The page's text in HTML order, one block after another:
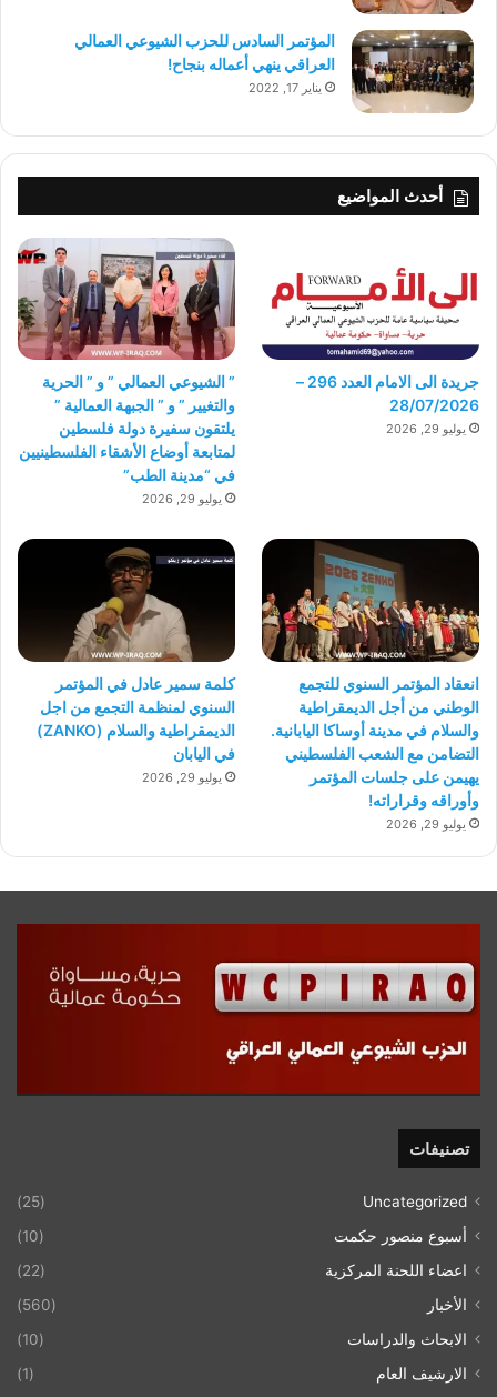
المؤتمر السادس للحزب الشيوعي العمالي
العراقي ينهي أعماله بنجاح!
يناير 17, 2022
أحدث المواضيع
جريدة الى الامام العدد 296 –
28/07/2026
يوليو 29, 2026
” الشيوعي العمالي ” و ” الحرية
والتغيير ” و ” الجبهة العمالية ”
يلتقون سفيرة دولة فلسطين
لمتابعة أوضاع الأشقاء الفلسطينيين
في “مدينة الطب”
يوليو 29, 2026
انعقاد المؤتمر السنوي للتجمع
الوطني من أجل الديمقراطية
والسلام في مدينة أوساكا اليابانية.
التضامن مع الشعب الفلسطيني
يهيمن على جلسات المؤتمر
وأوراقه وقراراته!
يوليو 29, 2026
كلمة سمير عادل في المؤتمر
السنوي لمنظمة التجمع من اجل
الديمقراطية والسلام (ZANKO)
في اليابان
يوليو 29, 2026
تصنيفات
Uncategorized
(25)
أسبوع منصور حكمت
(10)
اعضاء اللحنة المركزية
(22)
الأخبار
(560)
الابحاث والدراسات
(10)
الارشيف العام
(1)